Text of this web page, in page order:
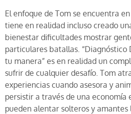
El enfoque de Tom se encuentra
tiene en realidad incluso creado
bienestar dificultades mostrar
particulares batallas. “Diagnóstico
tu manera” es en realidad un
sufrir de cualquier desafío. Tom
experiencias cuando asesora y
persistir a través de una economía
pueden alentar solteros y